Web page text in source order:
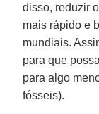
disso, reduzir
mais rápido e
mundiais.
para que
para algo
fósseis).